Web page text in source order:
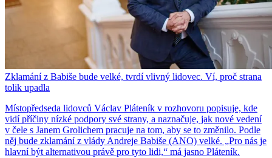
Zklamání z Babiše bude velké, tvrdí vlivný lidovec. Ví, proč strana
tolik upadla
Místopředseda lidovců Václav Pláteník v rozhovoru popisuje, kde
vidí příčiny nízké podpory své strany, a naznačuje, jak nové vedení
v čele s Janem Grolichem pracuje na tom, aby se to změnilo. Podle
něj bude zklamání z vlády Andreje Babiše (ANO) velké. „Pro nás je
hlavní být alternativou právě pro tyto lidi,“ má jasno Pláteník.